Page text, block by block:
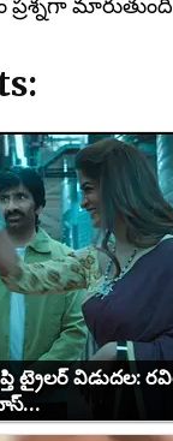
ట్రైలర్ విడుదల: